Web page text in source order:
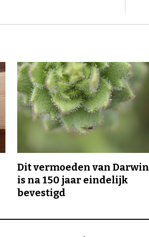
Dit vermoeden van Darwin
is na 150 jaar eindelijk
bevestigd